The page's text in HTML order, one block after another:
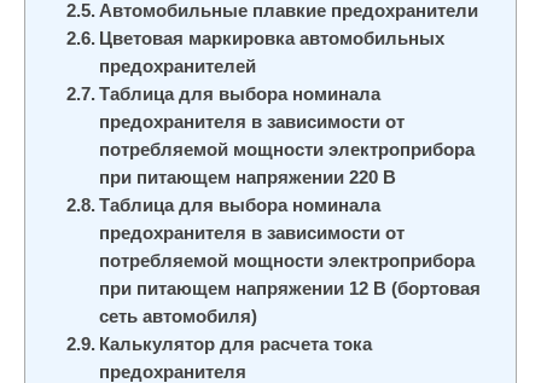
Автомобильные плавкие предохранители
Цветовая маркировка автомобильных
предохранителей
Таблица для выбора номинала
предохранителя в зависимости от
потребляемой мощности электроприбора
при питающем напряжении 220 В
Таблица для выбора номинала
предохранителя в зависимости от
потребляемой мощности электроприбора
при питающем напряжении 12 В (бортовая
сеть автомобиля)
Калькулятор для расчета тока
предохранителя